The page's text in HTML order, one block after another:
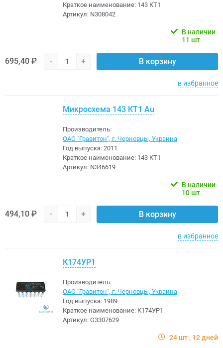
Краткое наименование: 143 КТ1
Артикул: N308042
В наличии
11 шт
695,40 ₽ - + В корзину
в избранное
Микросхема 143 КТ1 Au
Производитель:
ОАО "Гравитон", г. Черновцы, Украина
Год выпуска: 2011
Краткое наименование: 143 КТ1
Артикул: N346619
В наличии
10 шт
494,10 ₽ - + В корзину
в избранное
К174УР1
Производитель:
ОАО "Гравитон", г. Черновцы, Украина
Год выпуска: 1989
Краткое наименование: К174УР1
Артикул: G3307629
24 шт 12 дней